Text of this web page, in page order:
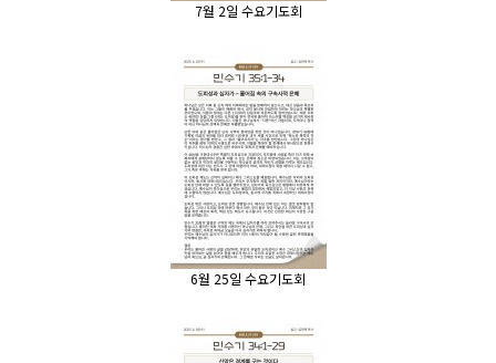
7월 2일 수요기도회
6월 25일 수요기도회